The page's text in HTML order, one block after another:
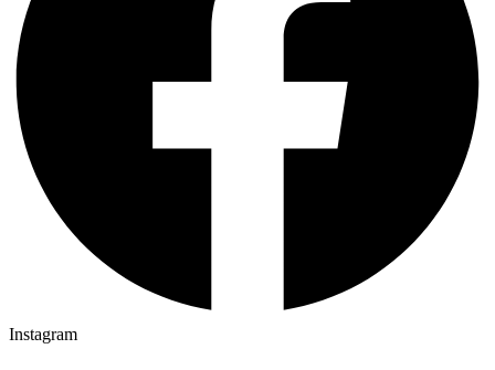
Instagram